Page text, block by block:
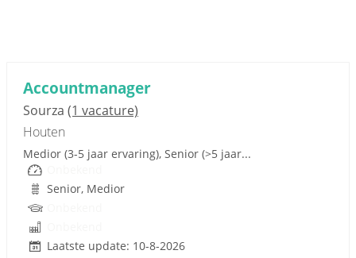
Accountmanager
Sourza (1 vacature)
Houten
Medior (3-5 jaar ervaring), Senior (>5 jaar...
Senior, Medior
Laatste update: 10-8-2026